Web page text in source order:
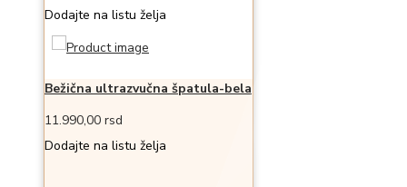
Dodajte na listu želja
Bežična ultrazvučna špatula-bela
11.990,00 rsd
Dodajte na listu želja